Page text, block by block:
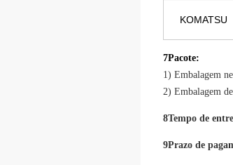
KOMATSU
7Pacote:
1) Embalagem
2) Embalagem
8Tempo de
9Prazo de